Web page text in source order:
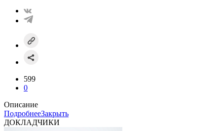
599
0
Описание
ПодробнееЗакрыть
ДОКЛАДЧИКИ